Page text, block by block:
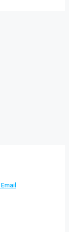
Email